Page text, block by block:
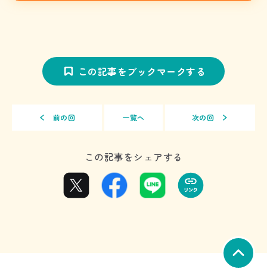
この記事をブックマークする
前の回 一覧へ 次の回
この記事をシェアする